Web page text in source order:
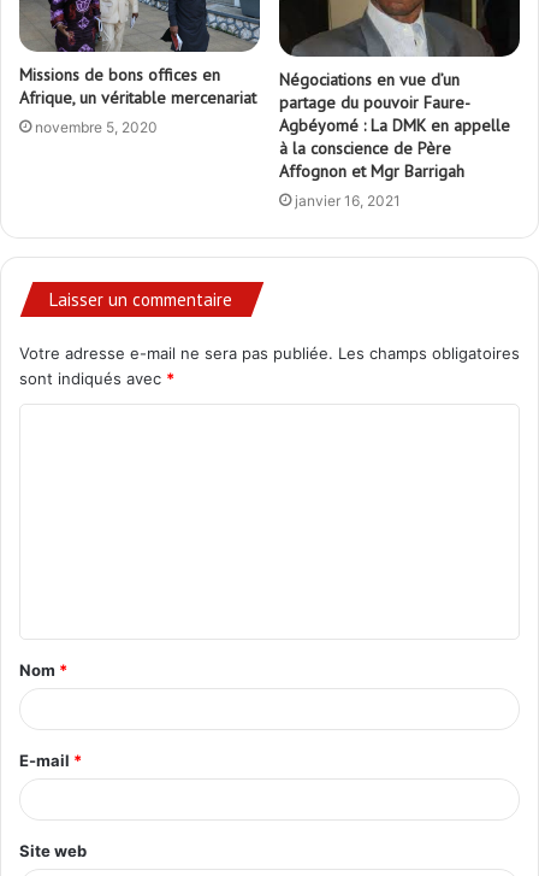
Missions de bons offices en
Afrique, un véritable mercenariat
novembre 5, 2020
Négociations en vue d’un
partage du pouvoir Faure-
Agbéyomé : La DMK en appelle
à la conscience de Père
Affognon et Mgr Barrigah
janvier 16, 2021
Laisser un commentaire
Votre adresse e-mail ne sera pas publiée. Les champs obligatoires
sont indiqués avec *
t
a
e
*
Nom *
E-mail *
Site web